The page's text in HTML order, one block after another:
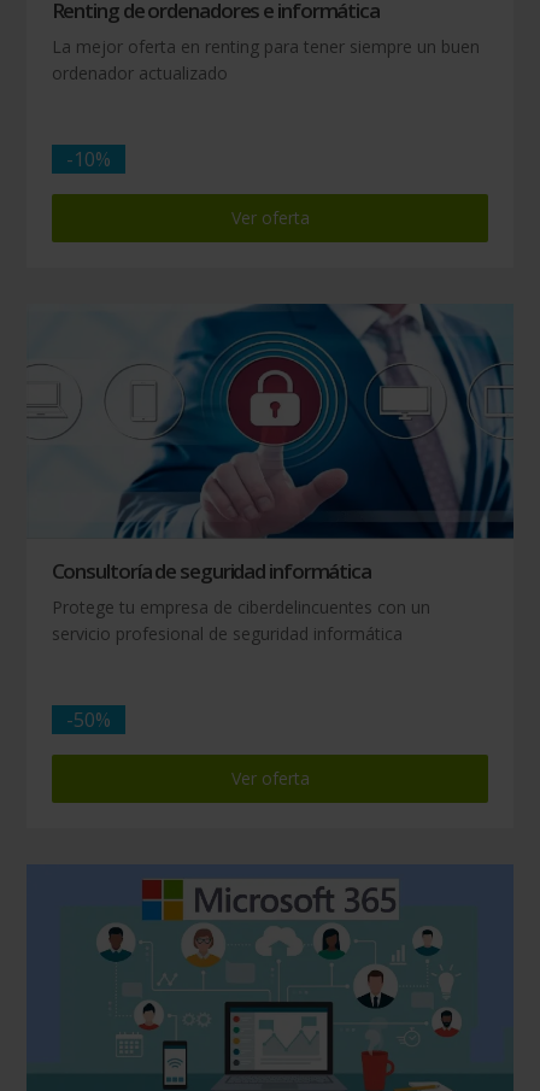
Renting de ordenadores e informática
La mejor oferta en renting para tener siempre un buen
ordenador actualizado
-10%
Ver oferta
Consultoría de seguridad informática
Protege tu empresa de ciberdelincuentes con un
servicio profesional de seguridad informática
-50%
Ver oferta